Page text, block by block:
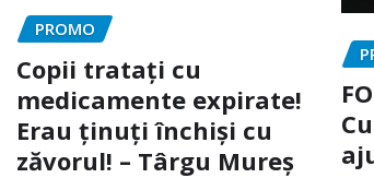
PROMO
Copii tratați cu
medicamente expirate!
Erau ținuți închiși cu
zăvorul! – Târgu Mureș